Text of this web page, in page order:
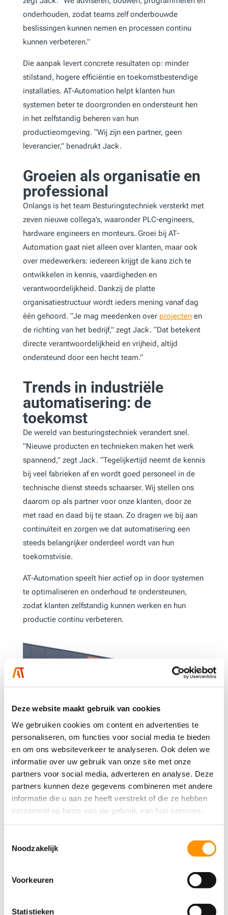
Deze website maakt gebruik van cookies
We gebruiken cookies om content en advertenties te
personaliseren, om functies voor social media te bieden
en om ons websiteverkeer te analyseren. Ook delen we
informatie over uw gebruik van onze site met onze
partners voor social media, adverteren en analyse. Deze
partners kunnen deze gegevens combineren met andere
informatie die u aan ze heeft verstrekt of die ze hebben
verzameld op basis van uw gebruik van hun services.
Noodzakelijk
Voorkeuren
Statistieken
onderhouden, zodat teams zelf onderbouwde
beslissingen kunnen nemen en processen continu
kunnen verbeteren.”
Die aanpak levert concrete resultaten op: minder
stilstand, hogere efficiëntie en toekomstbestendige
installaties. AT-Automation helpt klanten hun
systemen beter te doorgronden en ondersteunt hen
in het zelfstandig beheren van hun
productieomgeving. “Wij zijn een partner, geen
leverancier,” benadrukt Jack.
Groeien als organisatie en
professional
Onlangs is het team Besturingstechniek versterkt met
zeven nieuwe collega’s, waaronder PLC-engineers,
hardware engineers en monteurs. Groei bij AT-
Automation gaat niet alleen over klanten, maar ook
over medewerkers: iedereen krijgt de kans zich te
ontwikkelen in kennis, vaardigheden en
verantwoordelijkheid. Dankzij de platte
organisatiestructuur wordt ieders mening vanaf dag
één gehoord. “Je mag meedenken over projectenen
de richting van het bedrijf,” zegt Jack. “Dat betekent
directe verantwoordelijkheid en vrijheid, altijd
ondersteund door een hecht team.”
Trends in industriële
automatisering: de
toekomst
De wereld van besturingstechniek verandert snel.
“Nieuwe producten en technieken maken het werk
spannend,” zegt Jack. “Tegelijkertijd neemt de kennis
bij veel fabrieken af en wordt goed personeel in de
technische dienst steeds schaarser. Wij stellen ons
daarom op als partner voor onze klanten, door ze
met raad en daad bij te staan. Zo dragen we bij aan
continuïteit en zorgen we dat automatisering een
steeds belangrijker onderdeel wordt van hun
toekomstvisie.
AT-Automation speelt hier actief op in door systemen
te optimaliseren en onderhoud te ondersteunen,
zodat klanten zelfstandig kunnen werken en hun
productie continu verbeteren.
Lokale aanwezigheid en
klantrelaties
Dankzij de lokale aanwezigheid in Weert kan het
team snel ter plaatse zijn bij storingen en intensief
korte lijnen vanaf kantoor en bezoeken op locatie
Jack benadrukt: “We zijn betrokken bij het hele
rekenen voor oplossingen die echt werken.”